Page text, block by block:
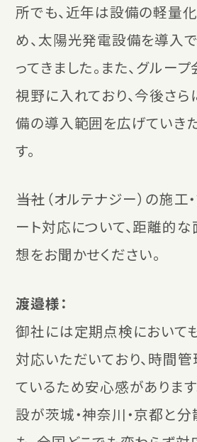
所でも、近年は設備の軽量
め、太陽光発電設備を導入
ってきました。また、グルー
視野に入れており、今後さ
備の導入範囲を広げていき
す。
――当社（オルテナジー）の施工
ート対応について、距離的
想をお聞かせください。
渡邉様：
御社には定期点検において
対応いただいており、時間
ているため安心感がありま
設が茨城・神奈川・京都と分